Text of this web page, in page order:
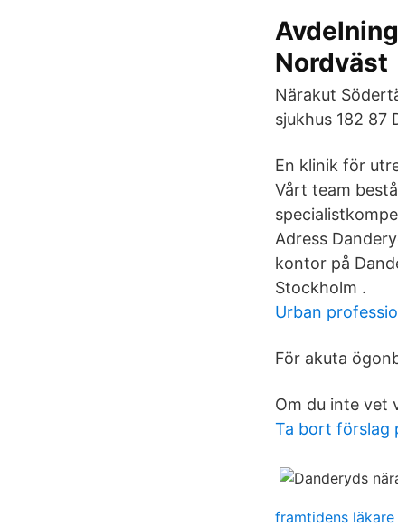
Nordväst
Närakut
sjukhus 182 87
En klinik för
Vårt team
Adress
kontor på
Stockholm .
Urban
För akuta
Om du inte vet
Ta bort förslag
framtidens läkare